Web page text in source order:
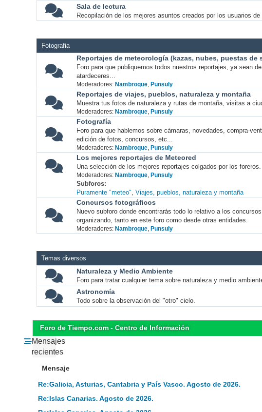
Sala de lectura
Recopilación de los mejores asuntos creados por los usuarios de
Fotografia
Reportajes de meteorología (kazas, nubes, puestas de
Foro para que publiquemos todos nuestros reportajes, ya sean
atardeceres...
Moderadores: Nambroque, Punsuly
Reportajes de viajes, pueblos, naturaleza y montaña
Muestra tus fotos de naturaleza y rutas de montaña, visitas a
Moderadores: Nambroque, Punsuly
Fotografía
Foro para que hablemos sobre cámaras, novedades, compra-
edición de fotos, concursos, etc...
Moderadores: Nambroque, Punsuly
Los mejores reportajes de Meteored
Una selección de los mejores reportajes colgados por los foreros.
Moderadores: Nambroque, Punsuly
Subforos
Puramente "meteo" Viajes, pueblos, naturaleza y montaña
Concursos fotográficos
Nuevo subforo donde encontrarás todo lo relativo a los
organizando, tanto en este foro como desde otras entidades.
Moderadores: Nambroque, Punsuly
Temas diversos
Naturaleza y Medio Ambiente
Foro para tratar cualquier tema sobre naturaleza y medio
Astronomía
Todo sobre la observación del "otro" cielo.
Foro de Tiempo.com - Centro de Información
Mensajes
recientes
Mensaje
Re:Galicia, Asturias, Cantabria y País Vasco. Agosto de 2026.
Re:Islas Canarias. Agosto de 2026.